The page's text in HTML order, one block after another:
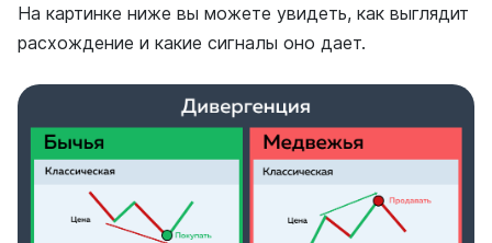
На картинке ниже вы можете увидеть, как выглядит
расхождение и какие сигналы оно дает.